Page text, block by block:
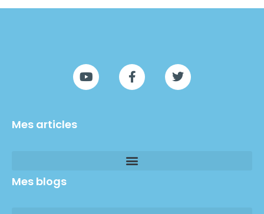
Mes articles
Mes blogs